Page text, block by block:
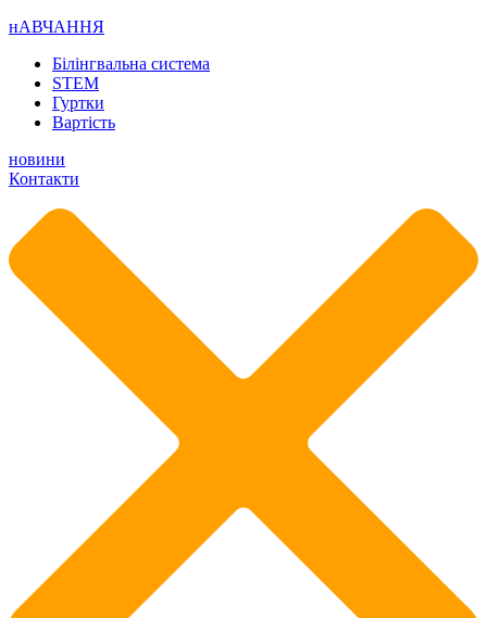
нАВЧАННЯ
Білінгвальна система
STEM
Гуртки
Вартість
новини
Контакти